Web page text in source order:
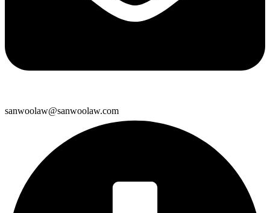
sanwoolaw@sanwoolaw.com